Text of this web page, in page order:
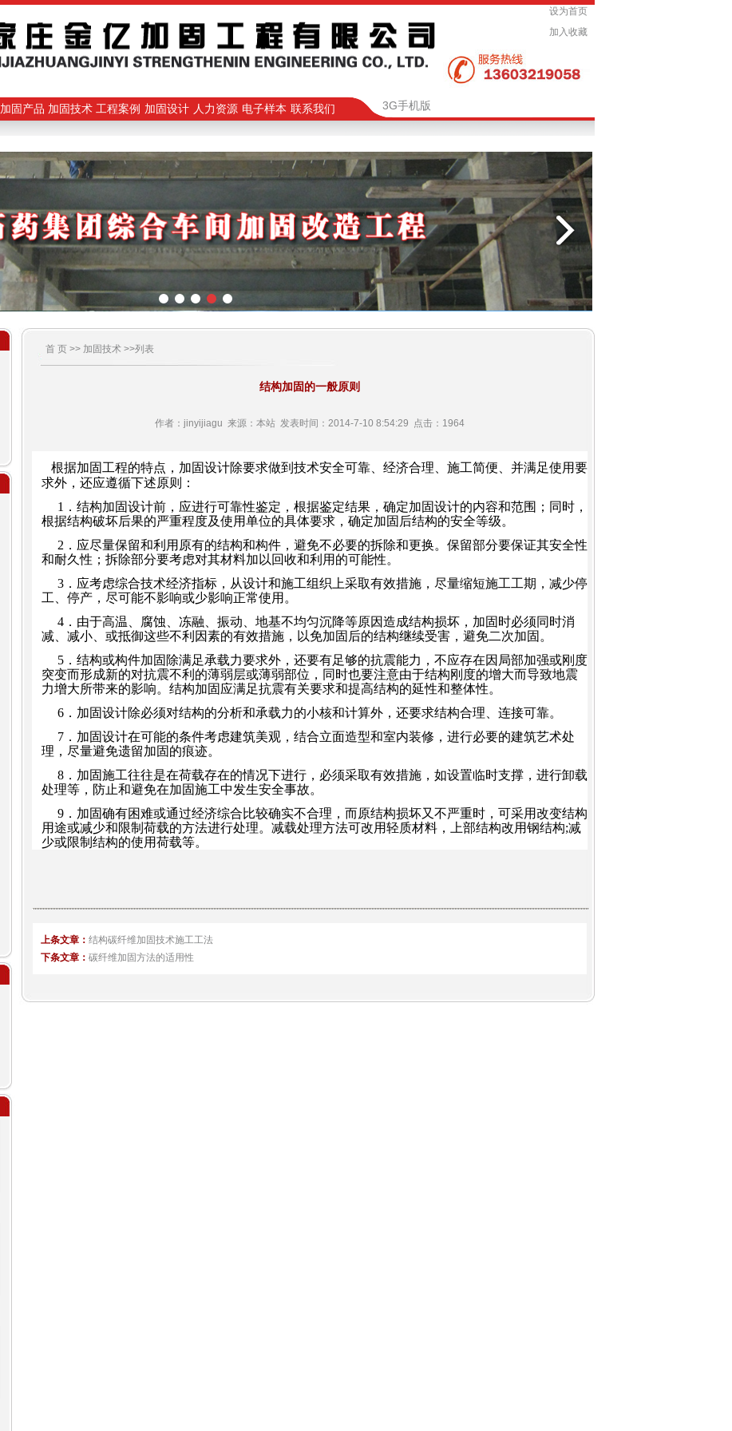
设为首页
加入收藏
加固产品 加固技术 工程案例 加固设计 人力资源 电子样本 联系我们 3G手机版
首 页 >> 加固技术>>列表
结构加固的一般原则
作者：jinyijiagu 来源：本站 发表时间：2014-7-10 8:54:29 点击：1964
根据加固工程的特点，加固设计除要求做到技术安全可靠、经济合理、施工简便、并满足使用要
求外，还应遵循下述原则：
1 ．结构加固设计前，应进行可靠性鉴定，根据鉴定结果，确定加固设计的内容和范围；同时，
根据结构破坏后果的严重程度及使用单位的具体要求，确定加固后结构的安全等级。
2 ．应尽量保留和利用原有的结构和构件，避免不必要的拆除和更换。保留部分要保证其安全性
和耐久性；拆除部分要考虑对其材料加以回收和利用的可能性。
3．应考虑综合技术经济指标，从设计和施工组织上采取有效措施，尽量缩短施工工期，减少停
工、停产，尽可能不影响或少影响正常使用。
4．由于高温、腐蚀、冻融、振动、地基不均匀沉降等原因造成结构损坏，加固时必须同时消
减、减小、或抵御这些不利因素的有效措施，以免加固后的结构继续受害，避免二次加固。
5． 结构或构件加固 除满足承载力要求外，还要有足够的抗震能力，不应存在因局部加强或刚度
突变而形成新的对抗震不利的薄弱层或薄弱部位，同时也要注意由于结构刚度的增大而导致地震
力增大所带来的影响。结构加固应满足抗震有关要求和提高结构的延性和整体性。
6．加固设计除必须对结构的分析和承载力的小核和计算外，还要求结构合理、连接可靠。
7．加固设计在可能的条件考虑建筑美观，结合立面造型和室内装修，进行必要的建筑艺术处
理，尽量避免遗留加固的痕迹。
8．加固施工往往是在荷载存在的情况下进行，必须采取有效措施，如设置临时支撑，进行卸载
处理等，防止和避免在加固施工中发生安全事故。
9．加固确有困难或通过经济综合比较确实不合理，而原结构损坏又不严重时，可采用改变结构
用途或减少和限制荷载的方法进行处理。减载处理方法可改用轻质材料，上部结构改用钢结构;减
少或限制结构的使用荷载等。
上条文章： 结构碳纤维加固技术施工工法
下条文章： 碳纤维加固方法的适用性